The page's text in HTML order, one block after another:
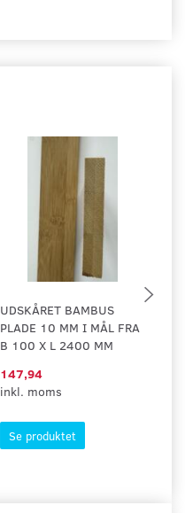
UDSKÅRET BAMBUS
PLADE 10 MM I MÅL FRA
B 100 X L 2400 MM
147,94
inkl. moms
Se produktet